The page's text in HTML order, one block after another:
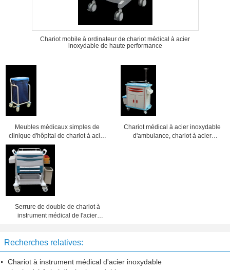
Chariot mobile à ordinateur de chariot médical à acier
inoxydable de haute performance
Meubles médicaux simples de
clinique d'hôpital de chariot à acier
inoxydable avec le sac de saleté
Chariot médical à acier inoxydable
d'ambulance, chariot à acier
Serrure de double de chariot à
instrument médical de l'acier
Recherches relatives:
Chariot à instrument médical d'acier inoxydable